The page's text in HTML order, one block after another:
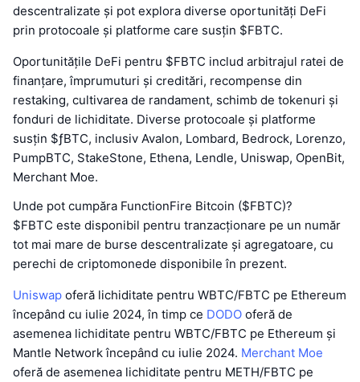
descentralizate și pot explora diverse oportunități DeFi
prin protocoale și platforme care susțin $FBTC.
Oportunitățile DeFi pentru $FBTC includ arbitrajul ratei de
finanțare, împrumuturi și creditări, recompense din
restaking, cultivarea de randament, schimb de tokenuri și
fonduri de lichiditate. Diverse protocoale și platforme
susțin $ƒBTC, inclusiv Avalon, Lombard, Bedrock, Lorenzo,
PumpBTC, StakeStone, Ethena, Lendle, Uniswap, OpenBit,
Merchant Moe.
Unde pot cumpăra FunctionFire Bitcoin ($FBTC)?
$FBTC este disponibil pentru tranzacționare pe un număr
tot mai mare de burse descentralizate și agregatoare, cu
perechi de criptomonede disponibile în prezent.
Uniswap oferă lichiditate pentru WBTC/FBTC pe Ethereum
începând cu iulie 2024, în timp ce DODO oferă de
asemenea lichiditate pentru WBTC/FBTC pe Ethereum și
Mantle Network începând cu iulie 2024. Merchant Moe
oferă de asemenea lichiditate pentru METH/FBTC pe